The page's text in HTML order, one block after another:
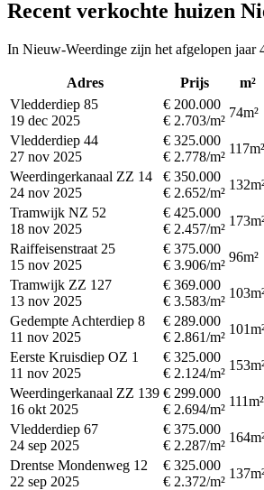
Recent verkochte huizen
In Nieuw-Weerdinge zijn het afgelopen jaar
Adres Prijs m²
Vledderdiep 85
19 dec 2025
€ 200.000
€ 2.703/m²
74m²
Vledderdiep 44
27 nov 2025
€ 325.000
€ 2.778/m²
117m²
Weerdingerkanaal ZZ 14
24 nov 2025
€ 350.000
€ 2.652/m²
Tramwijk NZ 52
18 nov 2025
€ 425.000
€ 2.457/m²
Raiffeisenstraat 25
15 nov 2025
€ 375.000
€ 3.906/m²
96m²
Tramwijk ZZ 127
13 nov 2025
€ 369.000
€ 3.583/m²
Gedempte Achterdiep 8
11 nov 2025
€ 289.000
€ 2.861/m²
Eerste Kruisdiep OZ 1
11 nov 2025
€ 325.000
€ 2.124/m²
Weerdingerkanaal ZZ 139
16 okt 2025
€ 299.000
€ 2.694/m²
111m²
Vledderdiep 67
24 sep 2025
€ 375.000
€ 2.287/m²
Drentse Mondenweg 12
22 sep 2025
€ 325.000
€ 2.372/m²